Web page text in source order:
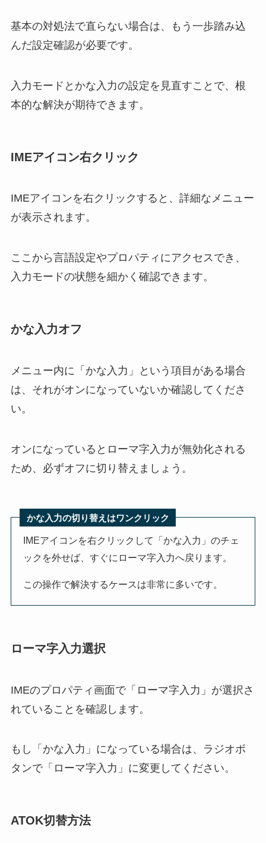
基本の対処法で直らない場合は、もう一歩踏み込
んだ設定確認が必要です。
入力モードとかな入力の設定を見直すことで、根
本的な解決が期待できます。
IMEアイコン右クリック
IMEアイコンを右クリックすると、詳細なメニュー
が表示されます。
ここから言語設定やプロパティにアクセスでき、
入力モードの状態を細かく確認できます。
かな入力オフ
メニュー内に「かな入力」という項目がある場合
は、それがオンになっていないか確認してくださ
い。
オンになっているとローマ字入力が無効化される
ため、必ずオフに切り替えましょう。
かな入力の切り替えはワンクリック
IMEアイコンを右クリックして「かな入力」のチェ
ックを外せば、すぐにローマ字入力へ戻ります。
この操作で解決するケースは非常に多いです。
ローマ字入力選択
IMEのプロパティ画面で「ローマ字入力」が選択さ
れていることを確認します。
もし「かな入力」になっている場合は、ラジオボ
タンで「ローマ字入力」に変更してください。
ATOK切替方法